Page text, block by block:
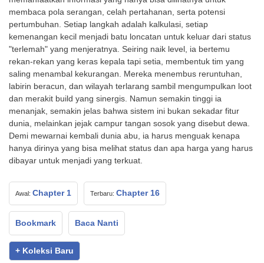
membaca pola serangan, celah pertahanan, serta potensi
pertumbuhan. Setiap langkah adalah kalkulasi, setiap
kemenangan kecil menjadi batu loncatan untuk keluar dari status
"terlemah" yang menjeratnya. Seiring naik level, ia bertemu
rekan-rekan yang keras kepala tapi setia, membentuk tim yang
saling menambal kekurangan. Mereka menembus reruntuhan,
labirin beracun, dan wilayah terlarang sambil mengumpulkan loot
dan merakit build yang sinergis. Namun semakin tinggi ia
menanjak, semakin jelas bahwa sistem ini bukan sekadar fitur
dunia, melainkan jejak campur tangan sosok yang disebut dewa.
Demi mewarnai kembali dunia abu, ia harus menguak kenapa
hanya dirinya yang bisa melihat status dan apa harga yang harus
dibayar untuk menjadi yang terkuat.
Awal: Chapter 1 Terbaru: Chapter 16
Bookmark Baca Nanti
+ Koleksi Baru